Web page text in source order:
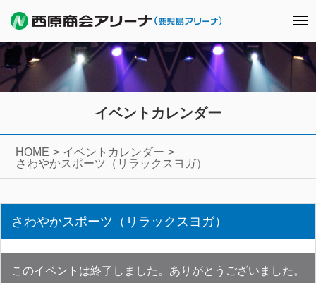
イベントカレンダー
HOME
イベントカレンダー
さわやかスポーツ（リラックスヨガ）
さわやかスポーツ（リラックスヨガ）
このイベントは終了しました。ありがとうございました。